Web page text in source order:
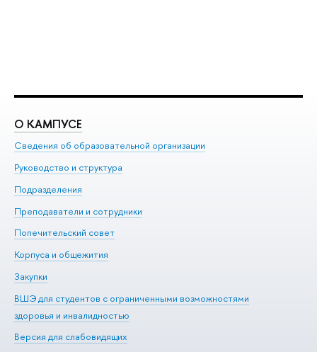
О КАМПУСЕ
Сведения об образовательной организации
Руководство и структура
Подразделения
Преподаватели и сотрудники
Попечительский совет
Корпуса и общежития
Закупки
ВШЭ для студентов с ограниченными возможностями
здоровья и инвалидностью
Версия для слабовидящих